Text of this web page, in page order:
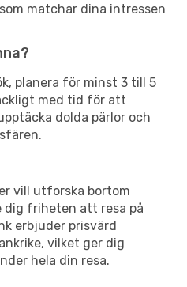
matchar dina intressen
planera för minst 3 till 5
med tid för att
dolda pärlor och
vill utforska bortom
dig friheten att resa på
erbjuder prisvärd
vilket ger dig
hela din resa.